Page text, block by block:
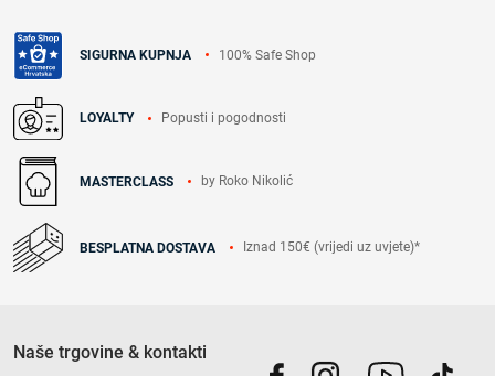
SIGURNA KUPNJA 100% Safe Shop
LOYALTY Popusti i pogodnosti
MASTERCLASS by Roko Nikolić
BESPLATNA DOSTAVA Iznad 150€ (vrijedi uz uvjete)*
Naše trgovine & kontakti